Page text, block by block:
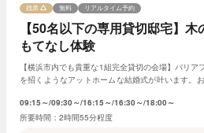
【50名以下の専用貸切邸宅】
もてなし体験
残席 無料 リアルタイム予約
【横浜市内でも貴重な1組完全貸切の会場】バリ
を招くようなアットホームな結婚式が叶います。
09:15～ 09:30～ 16:15～ 16:30～ 18:00～
2時間55分程度